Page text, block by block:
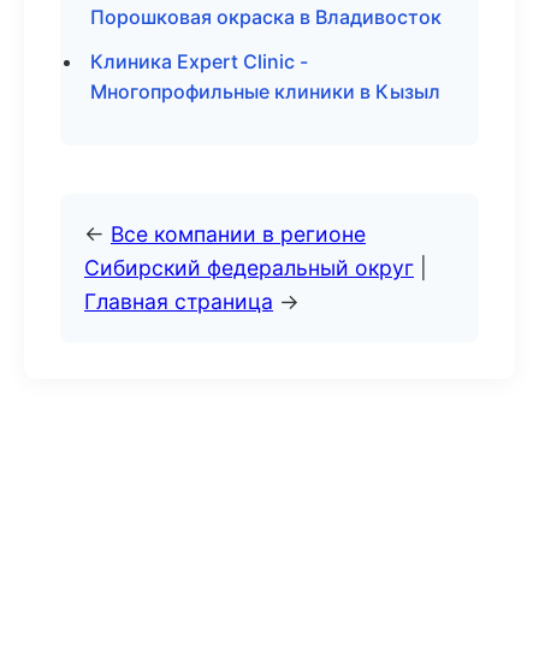
Порошковая окраска в Владивосток
Клиника Expert Clinic -
Многопрофильные клиники в Кызыл
← Все компании в регионе
Сибирский федеральный округ
Главная страница →